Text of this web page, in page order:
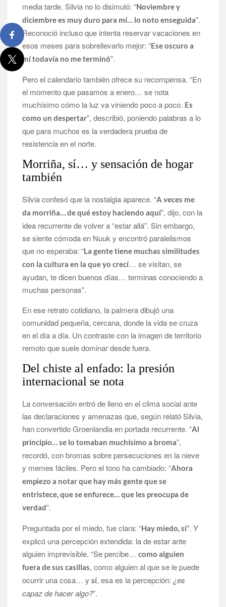
media tarde. Silvia no lo disimuló: “Noviembre y
diciembre es muy duro para mí… lo noto enseguida”.
Reconoció incluso que intenta reservar vacaciones en
esos meses para sobrellevarlo mejor: “Ese oscuro a
mí todavía no me terminó”.
Pero el calendario también ofrece su recompensa. “En
el momento que pasamos a enero… se nota
muchísimo cómo la luz va viniendo poco a poco. Es
como un despertar”, describió, poniendo palabras a lo
que para muchos es la verdadera prueba de
resistencia en el norte.
Morriña, sí… y sensación de hogar
también
Silvia confesó que la nostalgia aparece. “A veces me
da morriña… de qué estoy haciendo aquí”, dijo, con la
idea recurrente de volver a “estar allá”. Sin embargo,
se siente cómoda en Nuuk y encontró paralelismos
que no esperaba: “La gente tiene muchas similitudes
con la cultura en la que yo crecí… se visitan, se
ayudan, te dicen buenos días… terminas conociendo a
muchas personas”.
En ese retrato cotidiano, la palmera dibujó una
comunidad pequeña, cercana, donde la vida se cruza
en el día a día. Un contraste con la imagen de territorio
remoto que suele dominar desde fuera.
Del chiste al enfado: la presión
internacional se nota
La conversación entró de lleno en el clima social ante
las declaraciones y amenazas que, según relató Silvia,
han convertido Groenlandia en portada recurrente. “Al
principio… se lo tomaban muchísimo a broma”,
recordó, con bromas sobre persecuciones en la nieve
y memes fáciles. Pero el tono ha cambiado: “Ahora
empiezo a notar que hay más gente que se
entristece, que se enfurece… que les preocupa de
verdad”.
Preguntada por el miedo, fue clara: “Hay miedo, sí”. Y
explicó una percepción extendida: la de estar ante
alguien imprevisible. “Se percibe…como alguien
fuera de sus casillas, como alguien al que se le puede
ocurrir una cosa… ysí, esa es la percepción: ¿es
capaz de hacer algo?”.